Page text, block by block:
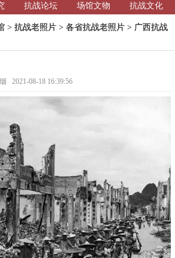
抗战论坛 场馆文物 抗战文化
> 抗战老照片> 各省抗战老照片> 广西抗战
2021-08-18 16:39:56